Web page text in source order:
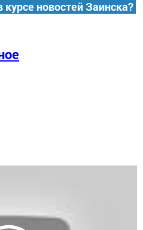
новостей Заинска?